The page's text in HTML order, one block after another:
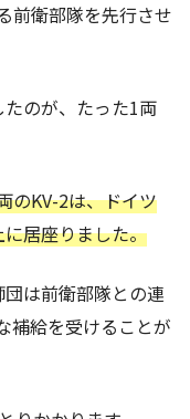
前衛部隊を先行させ
のが、たった1両
のKV-2は、ドイツ
居座りました。
は前衛部隊との連
補給を受けることが